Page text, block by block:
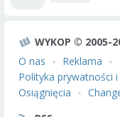
WYKOP © 2005-
O nas
Reklama
Polityka prywatności
Osiągnięcia